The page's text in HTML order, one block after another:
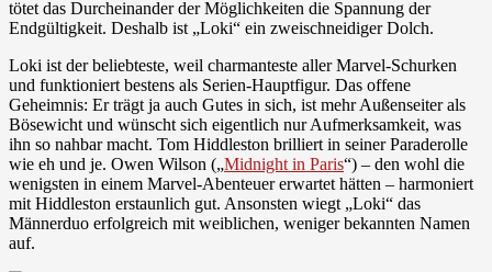
tötet das Durcheinander der Möglichkeiten die Spannung der
Endgültigkeit. Deshalb ist „Loki“ ein zweischneidiger Dolch.
Loki ist der beliebteste, weil charmanteste aller Marvel-Schurken
und funktioniert bestens als Serien-Hauptfigur. Das offene
Geheimnis: Er trägt ja auch Gutes in sich, ist mehr Außenseiter als
Bösewicht und wünscht sich eigentlich nur Aufmerksamkeit, was
ihn so nahbar macht. Tom Hiddleston brilliert in seiner Paraderolle
wie eh und je. Owen Wilson („Midnight in Paris“) – den wohl die
wenigsten in einem Marvel-Abenteuer erwartet hätten – harmoniert
mit Hiddleston erstaunlich gut. Ansonsten wiegt „Loki“ das
Männerduo erfolgreich mit weiblichen, weniger bekannten Namen
auf.